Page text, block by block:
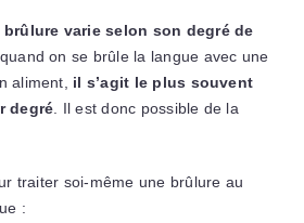
brûlure varie selon son degré de
quand on se brûle la langue avec une
aliment, il s’agit le plus souvent
degré . Il est donc possible de la
traiter soi-même une brûlure au
: